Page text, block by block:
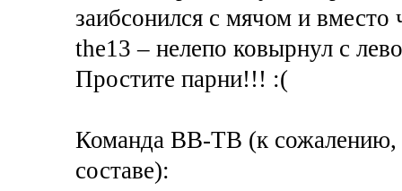
заибсонился с мячом и вместо
the13 – нелепо ковырнул с
Простите парни!!! :(
Команда ВВ-ТВ (к сожалению,
составе):